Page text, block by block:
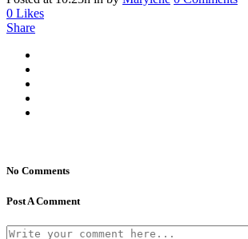
0 Likes
Share
No Comments
Post A Comment